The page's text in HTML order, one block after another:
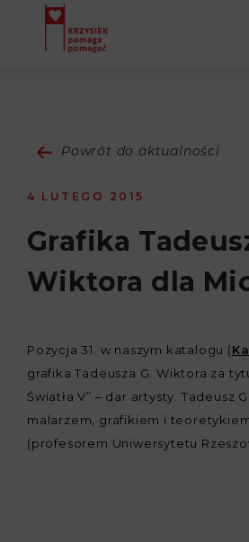
NAPISALI O NAS
DZIAŁALNOŚĆ
NASI BENEFICJENCI
WYDARZENIA
KONTAKT
Powrót do aktualności
4 LUTEGO 2015
Grafika
Wiktora dla
Pozycja 31. w naszym katalogu (
grafika Tadeusza G. Wiktora za
Światła V” – dar artysty. Tadeusz
malarzem, grafikiem i
(profesorem Uniwersytetu